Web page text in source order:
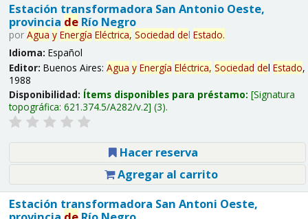
Estación transformadora San Antonio Oeste,
provincia deRío Negro
por Agua y Energía Eléctrica, Sociedad del Estado.
Idioma: Español
Editor: Buenos Aires: Agua y Energía Eléctrica, Sociedad del Estado,
1988
Disponibilidad: Ítems disponibles para préstamo: Signatura
topográfica: 621.374.5/A282/v.2 (3).
Hacer reserva
Agregar al carrito
Estación transformadora San Antoni Oeste,